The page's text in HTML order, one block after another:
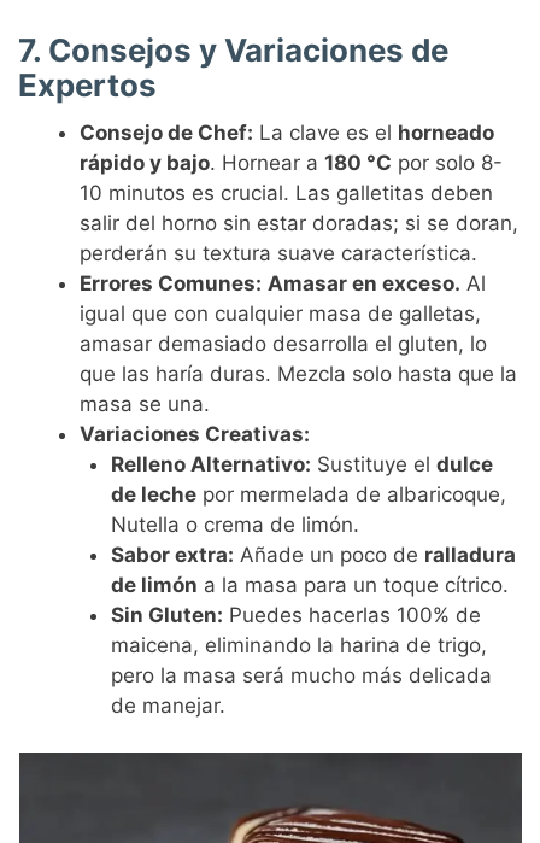
7. Consejos y Variaciones de
Expertos
Consejo de Chef: La clave es el horneado
rápido y bajo. Hornear a180 °C por solo 8-
10 minutos es crucial. Las galletitas deben
salir del horno sin estar doradas; si se doran,
perderán su textura suave característica.
Errores Comunes: Amasar en exceso. Al
igual que con cualquier masa de galletas,
amasar demasiado desarrolla el gluten, lo
que las haría duras. Mezcla solo hasta que la
masa se una.
Variaciones Creativas:
Relleno Alternativo: Sustituye el dulce
de lechepor mermelada de albaricoque,
Nutella o crema de limón.
Sabor extra: Añade un poco de ralladura
de limón a la masa para un toque cítrico.
Sin Gluten: Puedes hacerlas 100% de
maicena, eliminando la harina de trigo,
pero la masa será mucho más delicada
de manejar.